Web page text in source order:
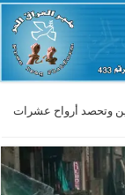
وتحصد أرواح عشرات